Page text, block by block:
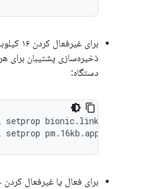
برای
ذخیره‌سازی پشتیبان برای
دستگاه:
setprop
برای فعال یا غیرفعال